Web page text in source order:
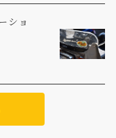
ショ